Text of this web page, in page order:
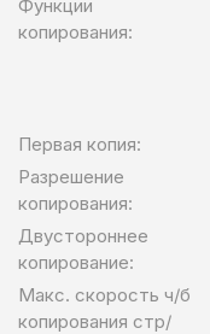
Функции
копирования:
Первая копия:
Разрешение
копирования:
Двустороннее
копирование:
Макс. скорость ч/б
копирования стр/